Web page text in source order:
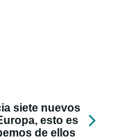
siete nuevos
esto es
de ellos